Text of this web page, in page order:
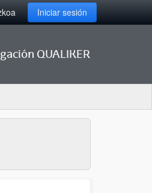
Iniciar sesión
QUALIKER